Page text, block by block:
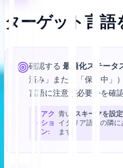
ターゲット言語
確認する 最適化ステータ
済み」または「保留中」
言語に注意が必要かを確
アク
ショ
ン:
青い スキーマを設定
イタリア語）の隣
ます。